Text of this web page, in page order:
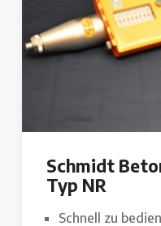
Schmidt
Typ NR
Schnell zu